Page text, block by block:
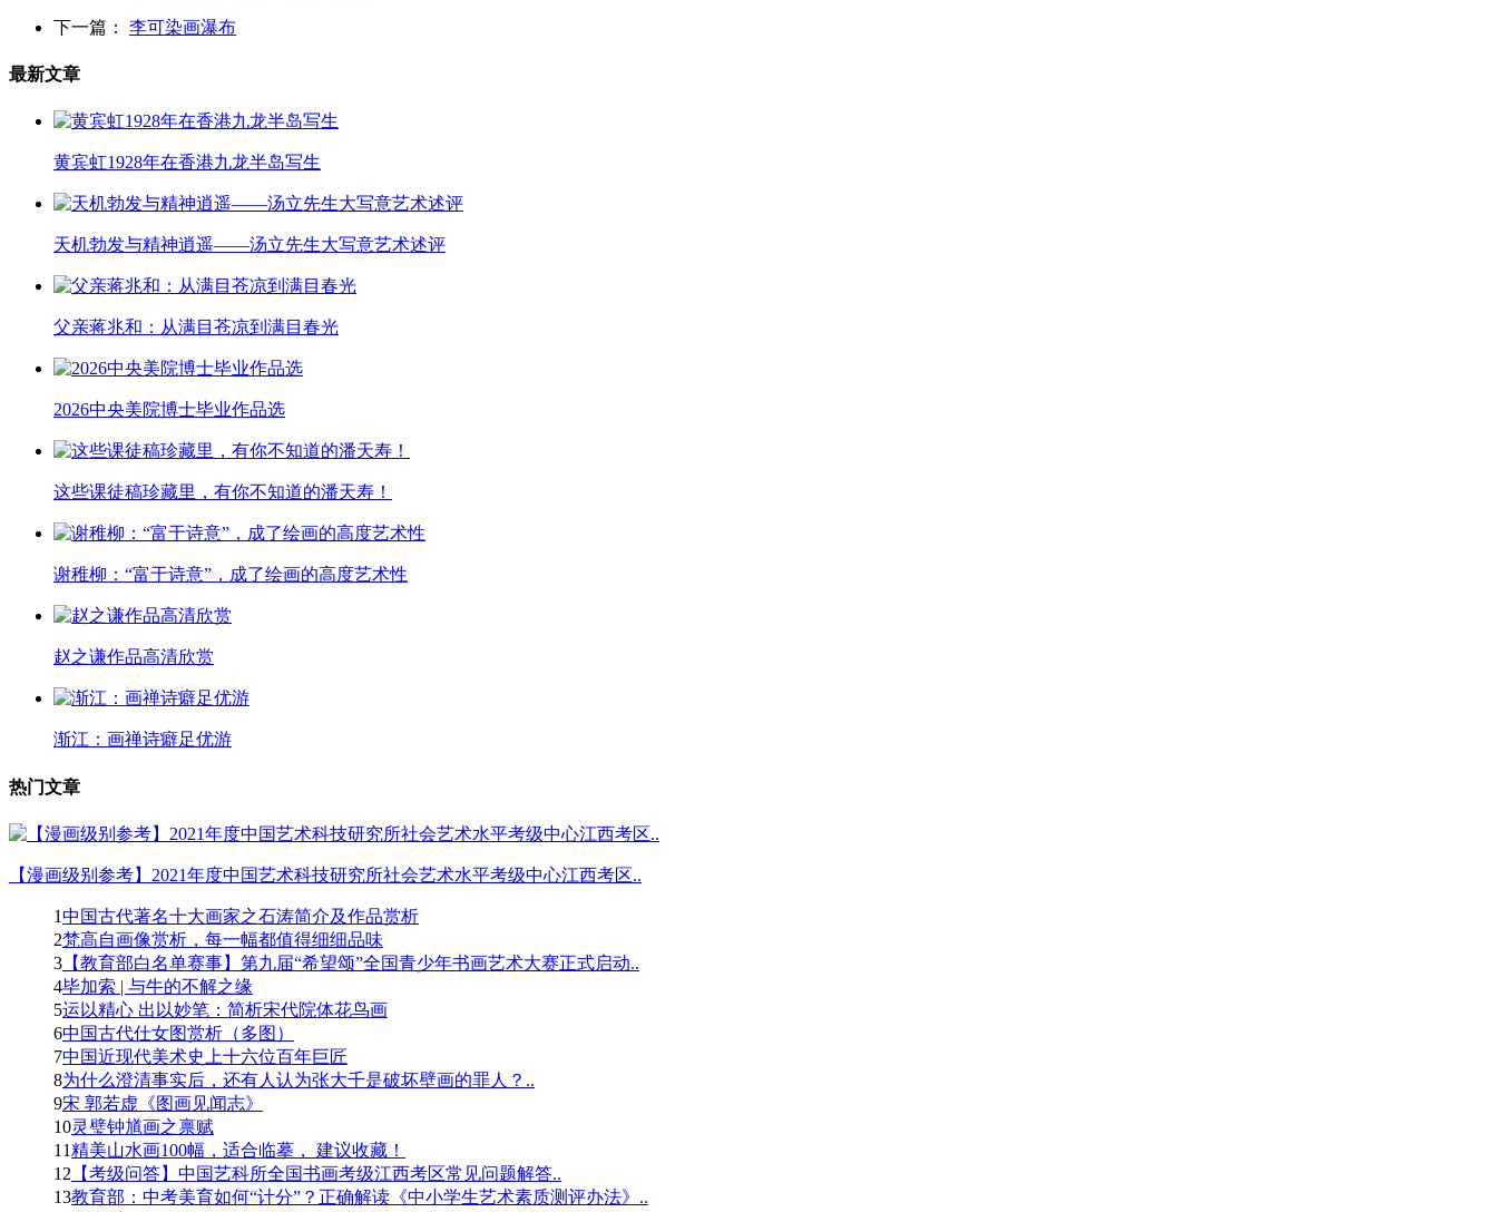
下一篇： 李可染画瀑布
最新文章
黄宾虹1928年在香港九龙半岛写生
天机勃发与精神逍遥——汤立先生大写意艺术述评
父亲蒋兆和：从满目苍凉到满目春光
2026中央美院博士毕业作品选
这些课徒稿珍藏里，有你不知道的潘天寿！
谢稚柳：“富于诗意”，成了绘画的高度艺术性
赵之谦作品高清欣赏
渐江：画禅诗癖足优游
热门文章
【漫画级别参考】2021年度中国艺术科技研究所社会艺术水平考级中心江西考区..
1中国古代著名十大画家之石涛简介及作品赏析
2梵高自画像赏析，每一幅都值得细细品味
3 【教育部白名单赛事】第九届“希望颂”全国青少年书画艺术大赛正式启动..
4毕加索 | 与牛的不解之缘
5运以精心 出以妙笔：简析宋代院体花鸟画
6中国古代仕女图赏析（多图）
7中国近现代美术史上十六位百年巨匠
8为什么澄清事实后，还有人认为张大千是破坏壁画的罪人？..
9宋 郭若虚《图画见闻志》
10灵璧钟馗画之禀赋
11精美山水画100幅，适合临摹， 建议收藏！
12 【考级问答】中国艺科所全国书画考级江西考区常见问题解答..
13教育部：中考美育如何“计分”？正确解读《中小学生艺术素质测评办法》..